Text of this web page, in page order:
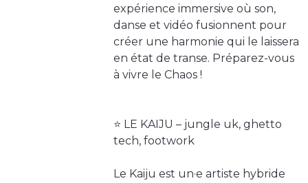
expérience immersive où son,
danse et vidéo fusionnent pour
créer une harmonie qui le laissera
en état de transe. Préparez-vous
à vivre le Chaos !
⭐️ LE KAIJU – jungle uk, ghetto
tech, footwork
Le Kaiju est un·e artiste hybride